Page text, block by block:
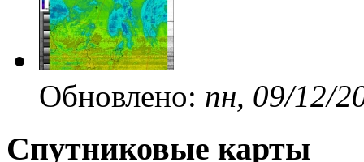
Обновлено: пн, 09/12/
Спутниковые карты